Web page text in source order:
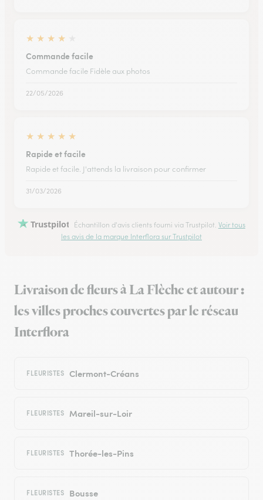
★ ★ ★ ★
Commande facile
Commande facile Fidèle aux photos
22/05/2026
★ ★ ★ ★ ★
Rapide et facile
Rapide et facile. J'attends la livraison pour confirmer
31/03/2026
Trustpilot Échantillon d'avis clients fourni via Trustpilot. Voir tous
les avis de la marque Interflora sur Trustpilot
Livraison de fleurs à La Flèche et autour :
les villes proches couvertes par le réseau
Interflora
FLEURISTES Clermont-Créans
FLEURISTES Mareil-sur-Loir
FLEURISTES Thorée-les-Pins
FLEURISTES Bousse